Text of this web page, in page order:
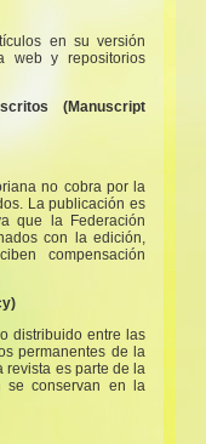
en su versión
web y repositorios
(Manuscript
no cobra por la
La publicación es
que la Federación
con la edición,
compensación
distribuido entre las
permanentes de la
revista es parte de la
se conservan en la